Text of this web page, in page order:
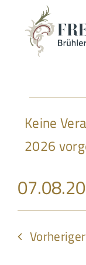
content
für
7.
Hinweis
Keine
2026
Datum
wählen.